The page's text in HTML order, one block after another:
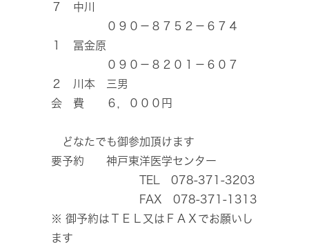
７ 中川
０９０－８７５２－６７４
１ 冨金原
０９０－８２０１－６０７
２ 川本 三男
会 費 ６，０００円
どなたでも御参加頂けます
要予約 神戸東洋医学センター
TEL 078-371-3203
FAX 078-371-1313
※ 御予約はＴＥＬ又はＦＡＸでお願いし
ます